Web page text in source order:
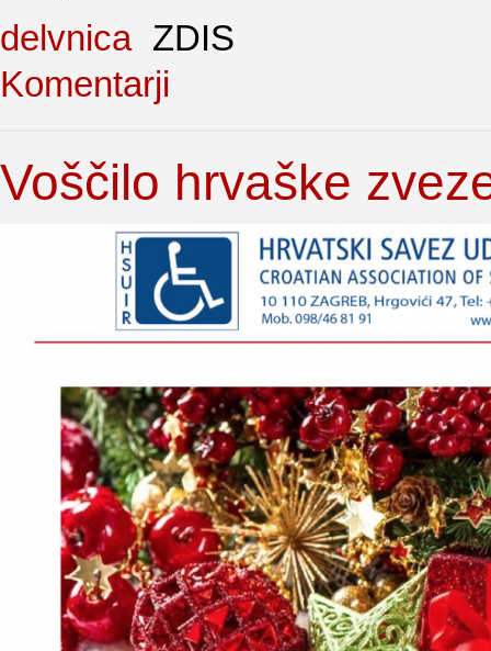
delvnica ZDIS
Komentarji
Voščilo hrvaške